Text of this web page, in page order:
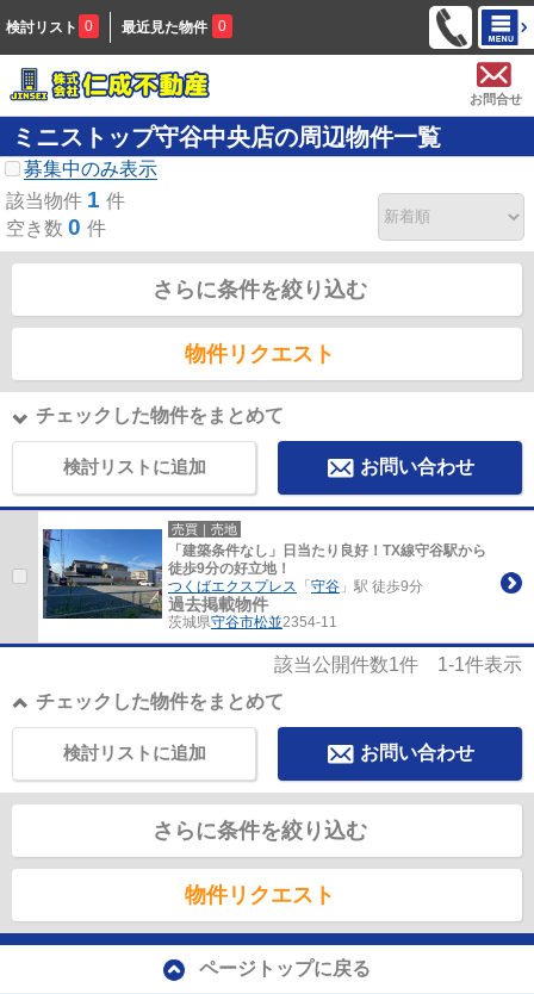
検討リスト 0 最近見た物件 0
お問合せ
ミニストップ守谷中央店の周辺物件一覧
募集中のみ表示
該当物件 1 件
空き数 0 件
さらに条件を絞り込む
物件リクエスト
チェックした物件をまとめて
検討リストに追加 お問い合わせ
売買｜売地
「建築条件なし」日当たり良好！TX線守谷駅から
徒歩9分の好立地！
つくばエクスプレス 「 守谷 」駅 徒歩9分
過去掲載物件
茨城県守谷市松並2354-11
該当公開件数1件 1-1件表示
チェックした物件をまとめて
お問い合わせ
検討リストに追加
さらに条件を絞り込む
物件リクエスト
ページトップに戻る